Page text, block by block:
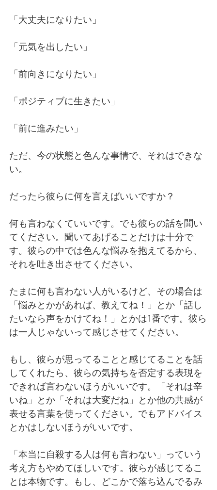
「大丈夫になりたい」
「元気を出したい」
「前向きになりたい」
「ポジティブに生きたい」
「前に進みたい」
ただ、今の状態と色んな事情で、それはできな
い。
だったら彼らに何を言えばいいですか？
何も言わなくていいです。でも彼らの話を聞い
てください。聞いてあげることだけは十分で
す。彼らの中では色んな悩みを抱えてるから、
それを吐き出させてください。
たまに何も言わない人がいるけど、その場合は
「悩みとかがあれば、教えてね！」とか「話し
たいなら声をかけてね！」とかは1番です。彼ら
は一人じゃないって感じさせてください。
もし、彼らが思ってることと感じてることを話
してくれたら、彼らの気持ちを否定する表現を
できれば言わないほうがいいです。「それは辛
いね」とか「それは大変だね」とか他の共感が
表せる言葉を使ってください。でもアドバイス
とかはしないほうがいいです。
「本当に自殺する人は何も言わない」っていう
考え方もやめてほしいです。彼らが感じてるこ
とは本物です。もし、どこかで落ち込んでるみ